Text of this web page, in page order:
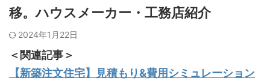
移。ハウスメーカー・工務店紹介
2024年1月22日
＜関連記事＞
【新築注文住宅】見積もり&費用シミュレーション